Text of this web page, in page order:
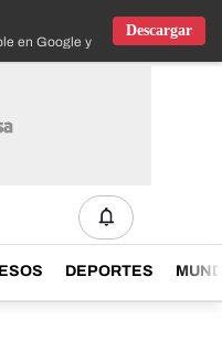
en Google y IOS
Descargar
DEPORTES